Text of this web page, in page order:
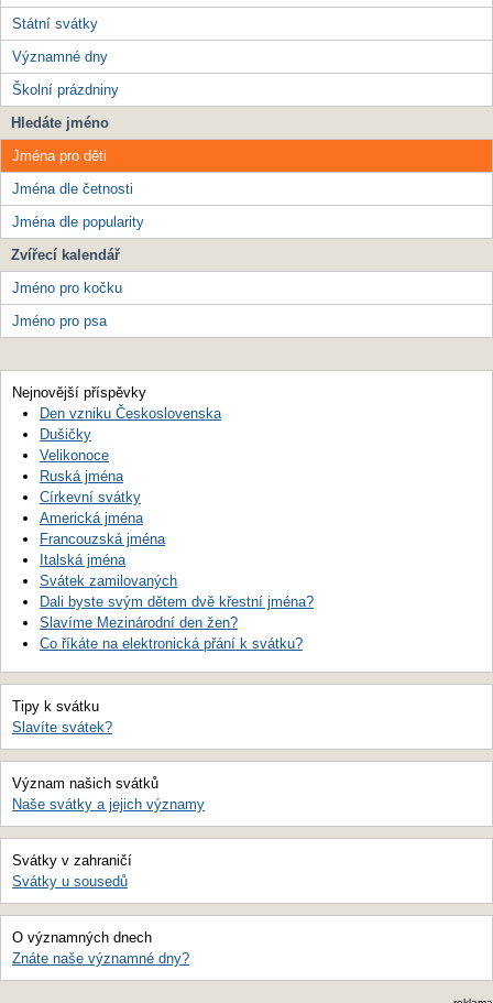
Státní svátky
Významné dny
Školní prázdniny
Hledáte jméno
Jména pro děti
Jména dle četnosti
Jména dle popularity
Zvířecí kalendář
Jméno pro kočku
Jméno pro psa
Nejnovější příspěvky
Den vzniku Československa
Dušičky
Velikonoce
Ruská jména
Církevní svátky
Americká jména
Francouzská jména
Italská jména
Svátek zamilovaných
Dali byste svým dětem dvě křestní jména?
Slavíme Mezinárodní den žen?
Co říkáte na elektronická přání k svátku?
Tipy k svátku
Slavíte svátek?
Význam našich svátků
Naše svátky a jejich významy
Svátky v zahraničí
Svátky u sousedů
O významných dnech
Znáte naše významné dny?